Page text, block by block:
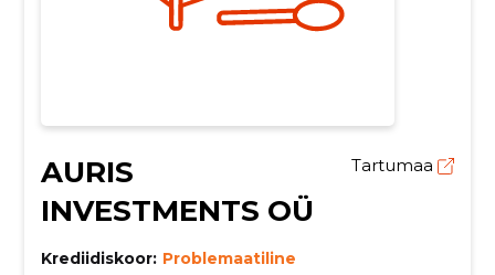
AURIS
INVESTMENTS OÜ
Tartumaa
Krediidiskoor: Problemaatiline